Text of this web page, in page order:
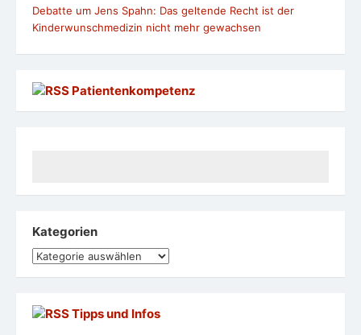
Debatte um Jens Spahn: Das geltende Recht ist der
Kinderwunschmedizin nicht mehr gewachsen
Patientenkompetenz
Kategorien
Kategorien
Tipps und Infos